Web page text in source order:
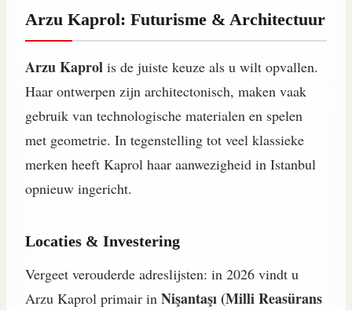
Arzu Kaprol: Futurisme & Architectuur
Arzu Kaprol is de juiste keuze als u wilt opvallen.
Haar ontwerpen zijn architectonisch, maken vaak
gebruik van technologische materialen en spelen
met geometrie. In tegenstelling tot veel klassieke
merken heeft Kaprol haar aanwezigheid in Istanbul
opnieuw ingericht.
Locaties & Investering
Vergeet verouderde adreslijsten: in 2026 vindt u
Arzu Kaprol primair in Nişantaşı (Milli Reasürans